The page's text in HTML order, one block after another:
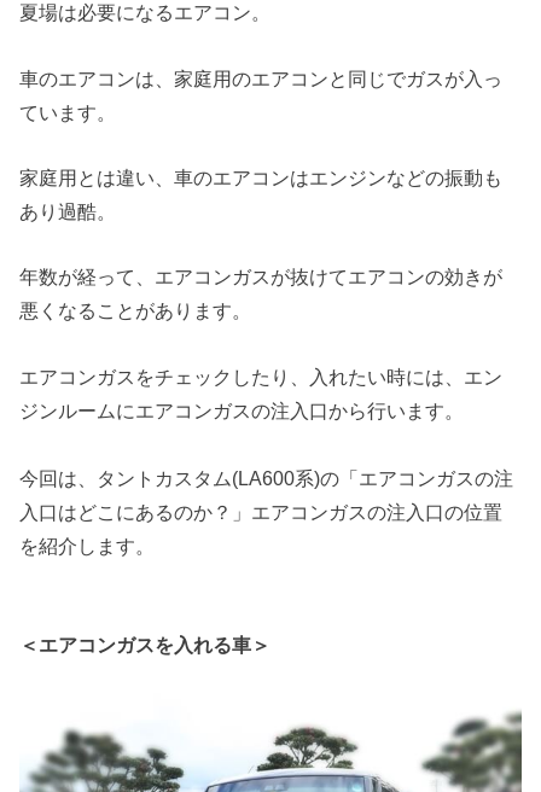
夏場は必要になるエアコン。
車のエアコンは、家庭用のエアコンと同じでガスが入っ
ています。
家庭用とは違い、車のエアコンはエンジンなどの振動も
あり過酷。
年数が経って、エアコンガスが抜けてエアコンの効きが
悪くなることがあります。
エアコンガスをチェックしたり、入れたい時には、エン
ジンルームにエアコンガスの注入口から行います。
今回は、タントカスタム(LA600系)の「エアコンガスの注
入口はどこにあるのか？」エアコンガスの注入口の位置
を紹介します。
＜エアコンガスを入れる車＞